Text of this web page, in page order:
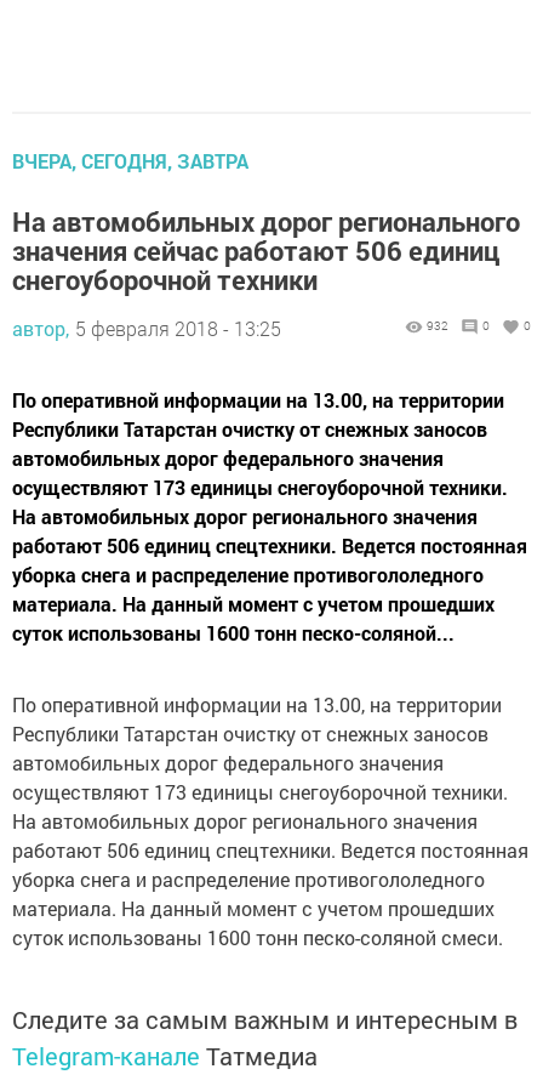
ВЧЕРА, СЕГОДНЯ, ЗАВТРА
На автомобильных дорог регионального
значения сейчас работают 506 единиц
снегоуборочной техники
автор, 5 февраля 2018 - 13:25 932 0 0
По оперативной информации на 13.00, на территории
Республики Татарстан очистку от снежных заносов
автомобильных дорог федерального значения
осуществляют 173 единицы снегоуборочной техники.
На автомобильных дорог регионального значения
работают 506 единиц спецтехники. Ведется постоянная
уборка снега и распределение противогололедного
материала. На данный момент с учетом прошедших
суток использованы 1600 тонн песко-соляной...
По оперативной информации на 13.00, на территории
Республики Татарстан очистку от снежных заносов
автомобильных дорог федерального значения
осуществляют 173 единицы снегоуборочной техники.
На автомобильных дорог регионального значения
работают 506 единиц спецтехники. Ведется постоянная
уборка снега и распределение противогололедного
материала. На данный момент с учетом прошедших
суток использованы 1600 тонн песко-соляной смеси.
Следите за самым важным и интересным в
Telegram-канале Татмедиа